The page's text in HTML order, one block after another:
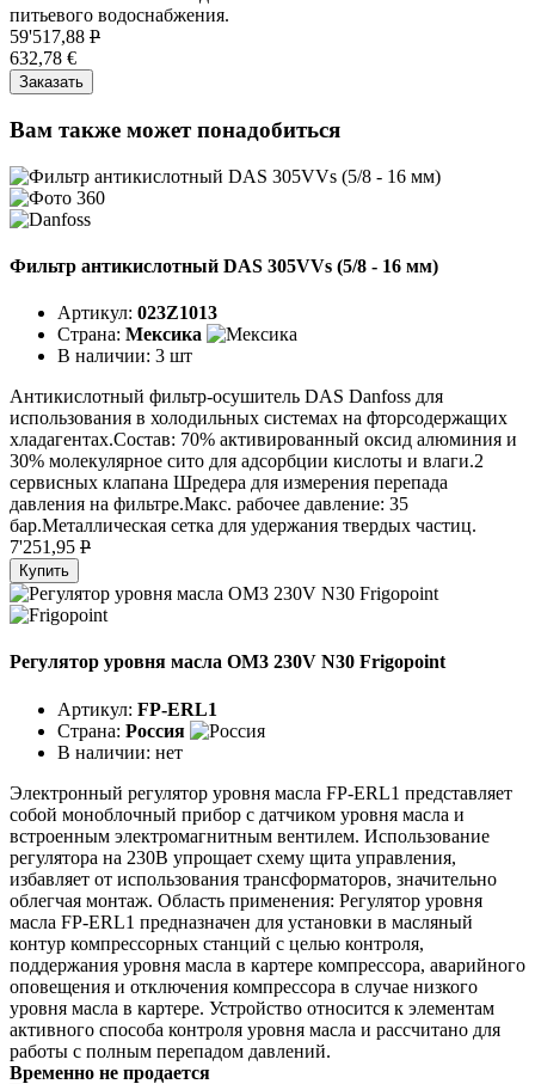
питьевого водоснабжения.
59'517,88 P
632,78 €
Заказать
Вам также может понадобиться
Фильтр антикислотный DAS 305VVs (5/8 - 16 мм)
Артикул: 023Z1013
Страна: Мексика
В наличии: 3 шт
Антикислотный фильтр-осушитель DAS Danfoss для
использования в холодильных системах на фторсодержащих
хладагентах.Состав: 70% активированный оксид алюминия и
30% молекулярное сито для адсорбции кислоты и влаги.2
сервисных клапана Шредера для измерения перепада
давления на фильтре.Макс. рабочее давление: 35
бар.Металлическая сетка для удержания твердых частиц.
7'251,95 P
Купить
Регулятор уровня масла OM3 230V N30 Frigopoint
Артикул: FP-ERL1
Страна: Россия
В наличии: нет
Электронный регулятор уровня масла FP-ERL1 представляет
собой моноблочный прибор с датчиком уровня масла и
встроенным электромагнитным вентилем. Использование
регулятора на 230В упрощает схему щита управления,
избавляет от использования трансформаторов, значительно
облегчая монтаж. Область применения: Регулятор уровня
масла FP-ERL1 предназначен для установки в масляный
контур компрессорных станций с целью контроля,
поддержания уровня масла в картере компрессора, аварийного
оповещения и отключения компрессора в случае низкого
уровня масла в картере. Устройство относится к элементам
активного способа контроля уровня масла и рассчитано для
работы с полным перепадом давлений.
Временно не продается